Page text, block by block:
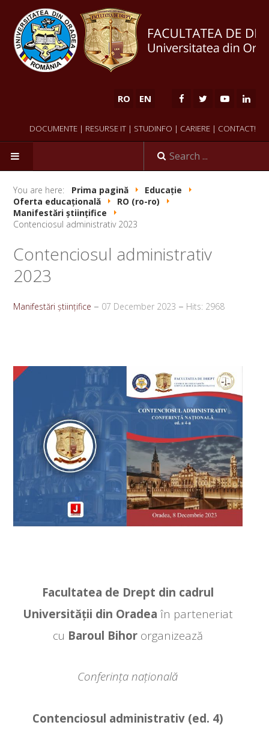
RO EN
DOCUMENTE | RESURSE IT | STUDINFO | CARIERE | CONTACT!
HOME
You are here: Prima pagină
Educație
Oferta educațională
RO (ro-ro)
Manifestări științifice
Contenciosul administrativ 2023
Contenciosul administrativ
2023
Manifestări științifice 07 December 2023 Hits: 2968
Facultatea de Drept din cadrul
Universității din Oradea în parteneriat
cu Baroul Bihororganizează
Conferința națională
Contenciosul administrativ (ed. 4)